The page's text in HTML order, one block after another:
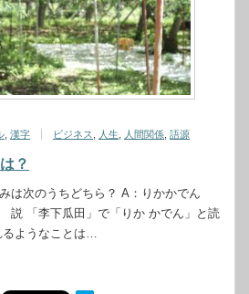
漢字 ビジネス 人生 人間関係 語源
？
は次のうちどちら？ A：りかかでん
説 「李下瓜田」で「りか かでん」と読
るようなことは…